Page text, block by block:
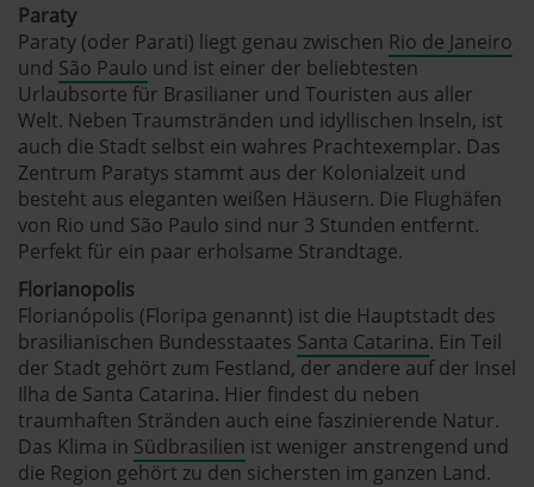
Paraty
Paraty (oder Parati) liegt genau zwischen Rio de Janeiro
und São Paulo und ist einer der beliebtesten
Urlaubsorte für Brasilianer und Touristen aus aller
Welt. Neben Traumstränden und idyllischen Inseln, ist
auch die Stadt selbst ein wahres Prachtexemplar. Das
Zentrum Paratys stammt aus der Kolonialzeit und
besteht aus eleganten weißen Häusern. Die Flughäfen
von Rio und São Paulo sind nur 3 Stunden entfernt.
Perfekt für ein paar erholsame Strandtage.
Florianopolis
Florianópolis (Floripa genannt) ist die Hauptstadt des
brasilianischen Bundesstaates Santa Catarina. Ein Teil
der Stadt gehört zum Festland, der andere auf der Insel
Ilha de Santa Catarina. Hier findest du neben
traumhaften Stränden auch eine faszinierende Natur.
Das Klima in Südbrasilien ist weniger anstrengend und
die Region gehört zu den sichersten im ganzen Land.